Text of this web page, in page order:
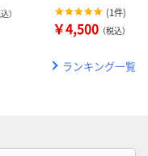
） (1件)
￥4,500 （税込）
ランキング一覧